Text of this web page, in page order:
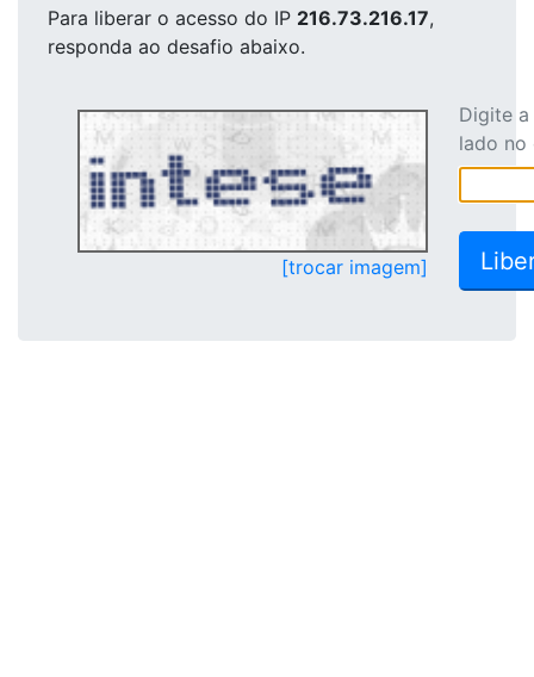
Para liberar o acesso do IP 216.73.216.17,
responda ao desafio abaixo.
[trocar imagem]
Digite
lado no